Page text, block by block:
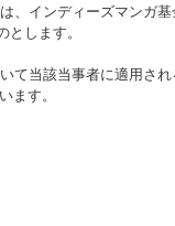
インディーズマンガ
します。
て当該当事者に適用さ
ます。